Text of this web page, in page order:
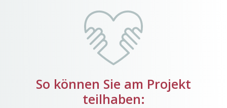
So können Sie am Projekt
teilhaben: